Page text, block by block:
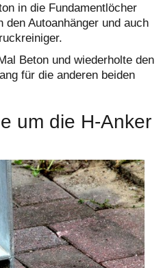
in die Fundamentlöcher
Autoanhänger und auch
Beton und wiederholte den
für die anderen beiden
um die H-Anker